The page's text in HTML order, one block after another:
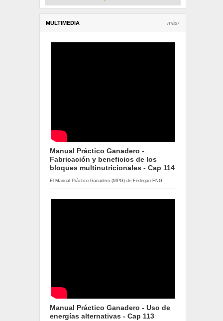
MULTIMEDIA más›
Manual Práctico Ganadero -
Fabricación y beneficios de los
bloques multinutricionales - Cap 114
El Manual Práctico Ganadero (MPG) de Fedegan-FNG
Manual Práctico Ganadero - Uso de
energías alternativas - Cap 113